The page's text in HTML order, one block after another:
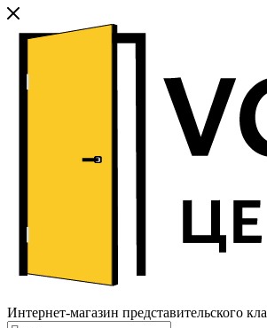
Интернет-магазин представительского